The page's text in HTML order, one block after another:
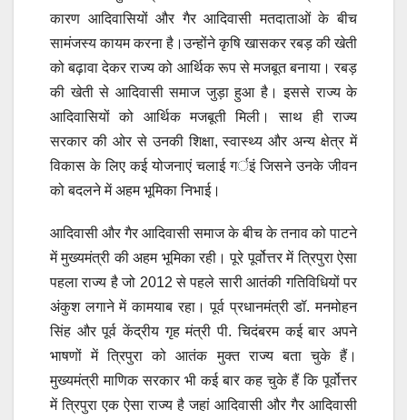
कारण आदिवासियों और गैर आदिवासी मतदाताओं के बीच
सामंजस्य कायम करना है।उन्होंने कृषि खासकर रबड़ की खेती
को बढ़ावा देकर राज्य को आर्थिक रूप से मजबूत बनाया। रबड़
की खेती से आदिवासी समाज जुड़ा हुआ है। इससे राज्य के
आदिवासियों को आर्थिक मजबूती मिली। साथ ही राज्य
सरकार की ओर से उनकी शिक्षा, स्वास्थ्य और अन्य क्षेत्र में
विकास के लिए कई योजनाएं चलाई गर्इं जिसने उनके जीवन
को बदलने में अहम भूमिका निभाई।
आदिवासी और गैर आदिवासी समाज के बीच के तनाव को पाटने
में मुख्यमंत्री की अहम भूमिका रही। पूरे पूर्वोत्तर में त्रिपुरा ऐसा
पहला राज्य है जो 2012 से पहले सारी आतंकी गतिविधियों पर
अंकुश लगाने में कामयाब रहा। पूर्व प्रधानमंत्री डॉ. मनमोहन
सिंह और पूर्व केंद्रीय गृह मंत्री पी. चिदंबरम कई बार अपने
भाषणों में त्रिपुरा को आतंक मुक्त राज्य बता चुके हैं।
मुख्यमंत्री माणिक सरकार भी कई बार कह चुके हैं कि पूर्वोत्तर
में त्रिपुरा एक ऐसा राज्य है जहां आदिवासी और गैर आदिवासी